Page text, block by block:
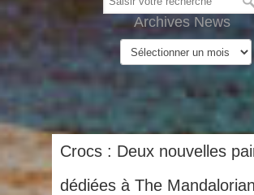
Archives News
Crocs : Deux nouvelles
dédiées à The